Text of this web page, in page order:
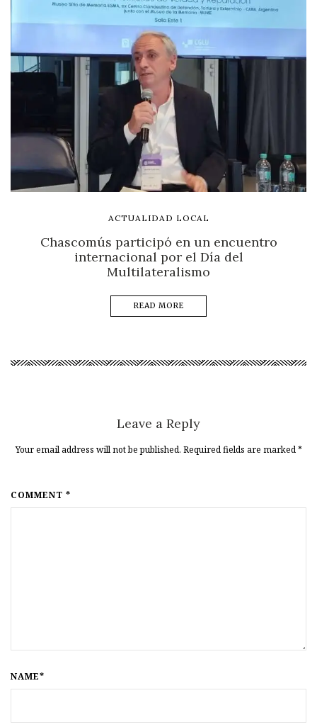
ACTUALIDAD LOCAL
Chascomús participó en un encuentro
internacional por el Día del
Multilateralismo
READ MORE
Leave a Reply
Your email address will not be published. Required fields are marked*
COMMENT *
NAME*